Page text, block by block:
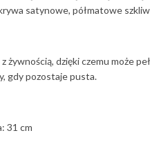
satynowe, półmatowe
żywnością, dzięki czemu może
gdy pozostaje pusta.
31 cm